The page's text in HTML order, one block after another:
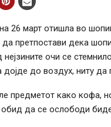
26 март отишла во
претпостави дека
очи се
до воздух, ниту да
предметот како кофа,
да се ослободи